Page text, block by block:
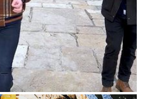
Feb 16